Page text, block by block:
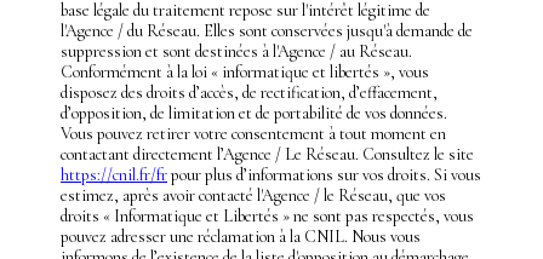
base légale du traitement repose sur l'intérêt légitime de
l'Agence / du Réseau. Elles sont conservées jusqu'à demande de
suppression et sont destinées à l'Agence / au Réseau.
Conformément à la loi « informatique et libertés », vous
disposez des droits d’accès, de rectification, d’effacement,
d’opposition, de limitation et de portabilité de vos données.
Vous pouvez retirer votre consentement à tout moment en
contactant directement l’Agence / Le Réseau. Consultez le site
https://cnil.fr/frpour plus d’informations sur vos droits. Si vous
estimez, après avoir contacté l'Agence / le Réseau, que vos
droits « Informatique et Libertés » ne sont pas respectés, vous
pouvez adresser une réclamation à la CNIL. Nous vous